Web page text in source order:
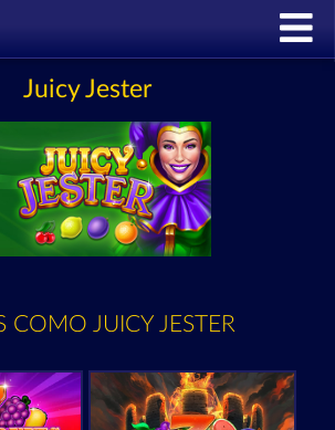
Juicy Jester
COMO JUICY JESTER